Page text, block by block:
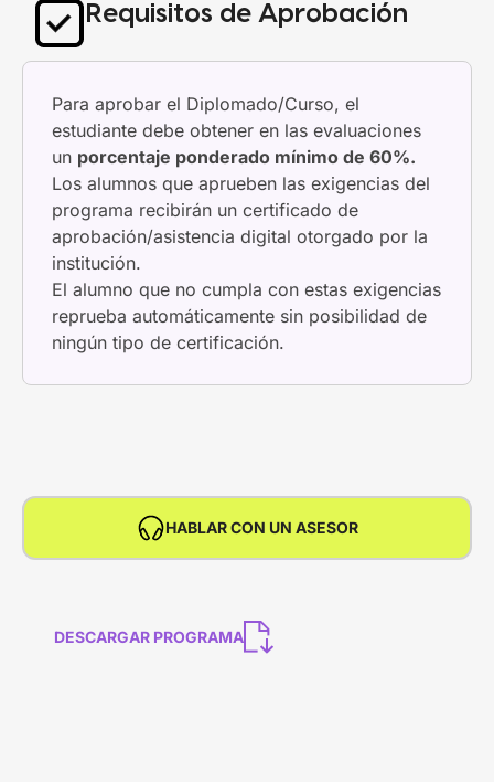
Requisitos de Aprobación
Para aprobar el Diplomado/Curso, el
estudiante debe obtener en las evaluaciones
un porcentaje ponderado mínimo de 60%.
Los alumnos que aprueben las exigencias del
programa recibirán un certificado de
aprobación/asistencia digital otorgado por la
institución.
El alumno que no cumpla con estas exigencias
reprueba automáticamente sin posibilidad de
ningún tipo de certificación.
HABLAR CON UN ASESOR
DESCARGAR PROGRAMA